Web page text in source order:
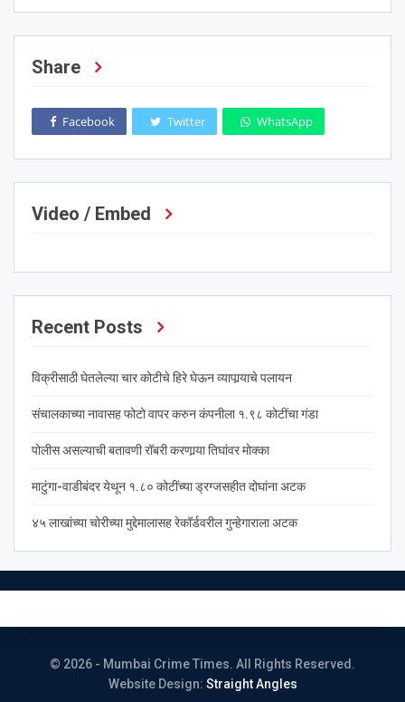
Share
Facebook Twitter WhatsApp
Video / Embed
Recent Posts
विक्रीसाठी घेतलेल्या चार कोटीचे हिरे घेऊन व्यापार्‍याचे पलायन
संचालकाच्या नावासह फोटो वापर करुन कंपनीला १.९८ कोटींचा गंडा
पोलीस असल्याची बतावणी रॉबरी करणार्‍या तिघांवर मोक्का
माटुंगा-वाडीबंदर येथून १.८० कोटींच्या ड्रग्जसहीत दोघांना अटक
४५ लाखांच्या चोरीच्या मुद्देमालासह रेकॉर्डवरील गुन्हेगाराला अटक
© 2026 - Mumbai Crime Times. All Rights Reserved.
Website Design: Straight Angles